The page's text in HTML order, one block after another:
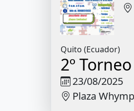
Quito (Ecuador)
2º
23/08/2025
Plaza